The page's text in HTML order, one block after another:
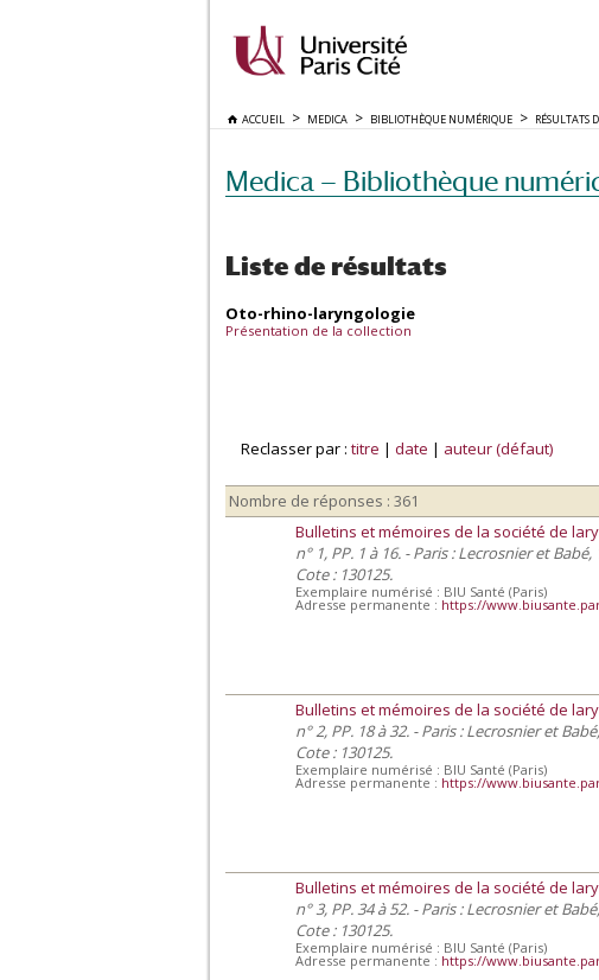
ACCUEIL MEDICA BIBLIOTHÈQUE NUMÉRIQUE RÉSULTATS
Medica — Bibliothèque
Liste de résultats
Oto-rhino-laryngologie
Présentation de la collection
Reclasser par : titre | date | auteur (défaut)
Nombre de réponses : 361
Bulletins et mémoires de la société de
n° 1, PP. 1 à 16. - Paris : Lecrosnier et Babé,
Cote : 130125.
Exemplaire numérisé : BIU Santé (Paris)
Adresse permanente : https://
Bulletins et mémoires de la société de
n° 2, PP. 18 à 32. - Paris : Lecrosnier et
Cote : 130125.
Exemplaire numérisé : BIU Santé (Paris)
Adresse permanente : https://
Bulletins et mémoires de la société de
n° 3, PP. 34 à 52. - Paris : Lecrosnier et
Cote : 130125.
Exemplaire numérisé : BIU Santé (Paris)
Adresse permanente : https://